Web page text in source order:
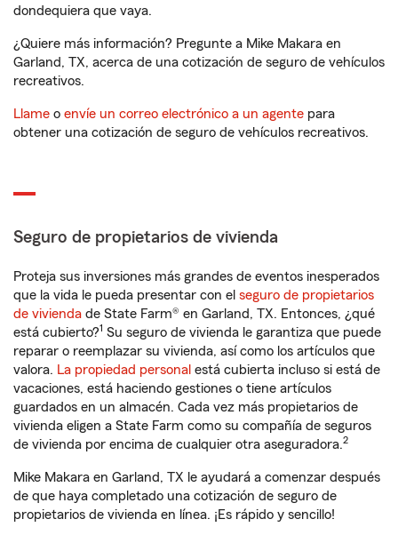
dondequiera que vaya.
¿Quiere más información? Pregunte a Mike Makara en
Garland, TX, acerca de una cotización de seguro de vehículos
recreativos.
Llame o envíe un correo electrónico a un agente para
obtener una cotización de seguro de vehículos recreativos.
Seguro de propietarios de vivienda
Proteja sus inversiones más grandes de eventos inesperados
que la vida le pueda presentar con el seguro de propietarios
de vivienda de State Farm® en Garland, TX. Entonces, ¿qué
está cubierto?1 Su seguro de vivienda le garantiza que puede
reparar o reemplazar su vivienda, así como los artículos que
valora. La propiedad personal está cubierta incluso si está de
vacaciones, está haciendo gestiones o tiene artículos
guardados en un almacén. Cada vez más propietarios de
vivienda eligen a State Farm como su compañía de seguros
de vivienda por encima de cualquier otra aseguradora.2
Mike Makara en Garland, TX le ayudará a comenzar después
de que haya completado una cotización de seguro de
propietarios de vivienda en línea. ¡Es rápido y sencillo!